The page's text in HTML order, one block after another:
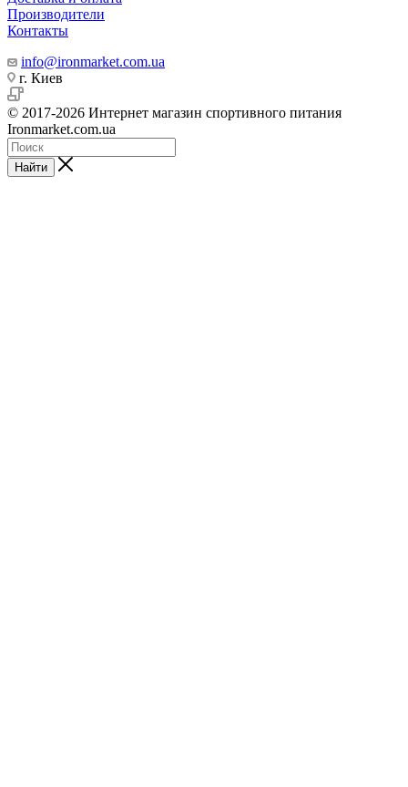
Производители
Контакты
info@ironmarket.com.ua
г. Киев
© 2017-2026 Интернет магазин спортивного питания
Ironmarket.com.ua
Найти